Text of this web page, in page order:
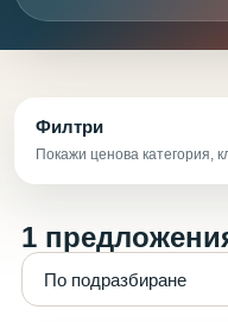
Филтри
Покажи ценова категория,
1